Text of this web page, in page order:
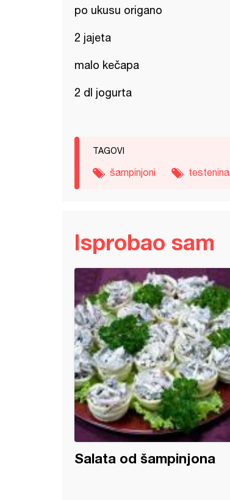
po ukusu origano
2 jajeta
malo kečapa
2 dl jogurta
TAGOVI
šampinjoni testenina
Isprobao sam
Salata od šampinjona